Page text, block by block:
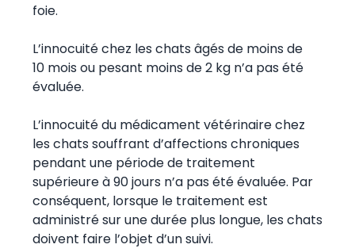
foie.
L’innocuité chez les chats âgés de moins de
10 mois ou pesant moins de 2 kg n’a pas été
évaluée.
L’innocuité du médicament vétérinaire chez
les chats souffrant d’affections chroniques
pendant une période de traitement
supérieure à 90 jours n’a pas été évaluée. Par
conséquent, lorsque le traitement est
administré sur une durée plus longue, les chats
doivent faire l’objet d’un suivi.